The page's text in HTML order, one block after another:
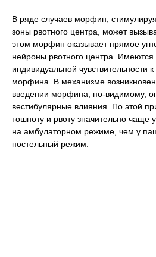
В ряде случаев морфин,
зоны рвотного центра, может
этом морфин оказывает прямое
нейроны рвотного центра. Имеются
индивидуальной чувствительности
морфина. В механизме
введении морфина, по-видимому,
вестибулярные влияния. По этой
тошноту и рвоту значительно чаще
на амбулаторном режиме, чем у
постельный режим.